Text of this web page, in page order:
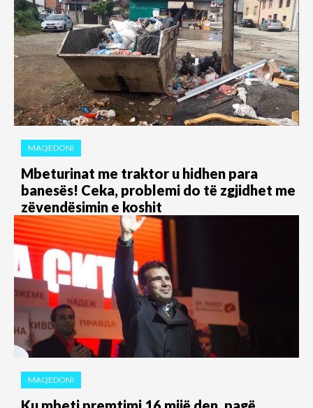
MAQEDONI
Mbeturinat me traktor u hidhen para
banesës! Ceka, problemi do të zgjidhet me
zëvendësimin e koshit
MAQEDONI